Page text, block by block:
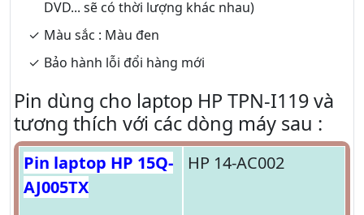
DVD... sẽ có thời lượng khác nhau)
Màu sắc : Màu đen
Bảo hành lỗi đổi hàng mới
Pin dùng cho laptop HP TPN-I119 và
tương thích với các dòng máy sau :
Pin laptop HP 15Q-
AJ005TX
HP 14-AC002